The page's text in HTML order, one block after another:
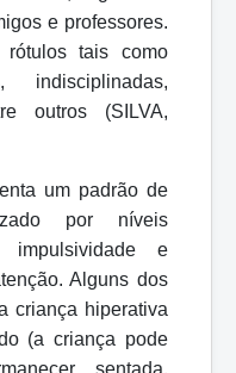
e professores.
rótulos tais como
indisciplinadas,
outros (SILVA,
um padrão de
por níveis
impulsividade e
Alguns dos
criança hiperativa
(a criança pode
sentada,